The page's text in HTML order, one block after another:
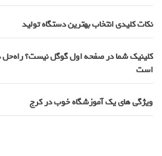
نکات کلیدی انتخاب بهترین دستگاه تولید
کلینیک شما در صفحه اول گوگل نیست؟
است
ویژگی های یک آموزشگاه خوب در کرج